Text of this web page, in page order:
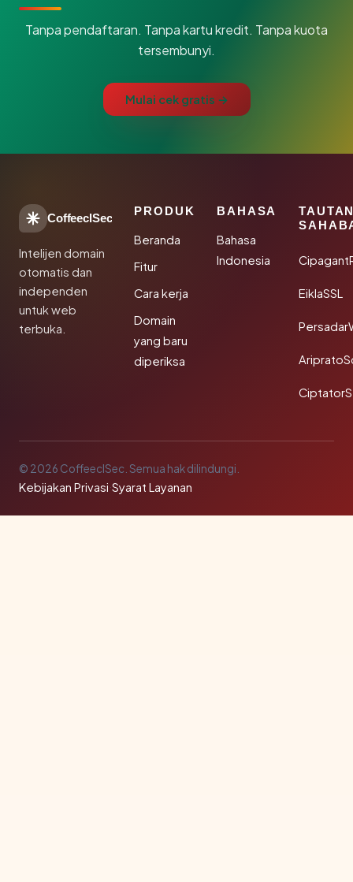
Tanpa pendaftaran. Tanpa kartu kredit. Tanpa kuota
tersembunyi.
Mulai cek gratis →
CoffeeclSec
Intelijen domain
otomatis dan
independen
untuk web
terbuka.
PRODUK
Beranda
Fitur
Cara kerja
Domain
yang baru
diperiksa
BAHASA
Bahasa
Indonesia
EiklaSSL
© 2026 CoffeeclSec. Semua hak dilindungi.
Kebijakan Privasi·Syarat Layanan